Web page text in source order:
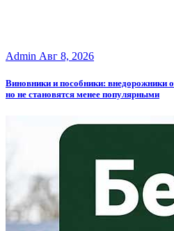
Admin Авг 8, 2026
Виновники и пособники: внедорожники
но не становятся менее популярными